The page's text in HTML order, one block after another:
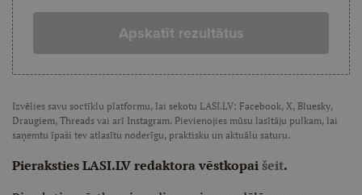
Apskatīt rezultātus
Izvēlies savu soctīklu platformu, lai sekotu LASI.LV: Facebook, X, Bluesky,
Draugiem, Threads vai arī Instagram. Pievienojies mūsu lasītāju pulkam, lai
saņemtu īpaši tev atlasītu noderīgu, praktisku un aktuālu saturu.
Pieraksties LASI.LV redaktora vēstkopaišeit.